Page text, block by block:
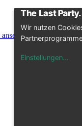
arrow_forward
Wir nutzen
Einstellungen...